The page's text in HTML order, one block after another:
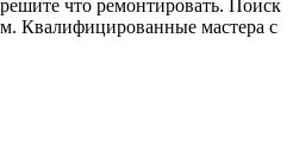
что ремонтировать. Поиск
Квалифицированные мастера с